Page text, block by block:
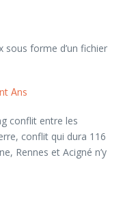
sous forme d’un fichier
Ans
conflit entre les
conflit qui dura 116
Rennes et Acigné n’y